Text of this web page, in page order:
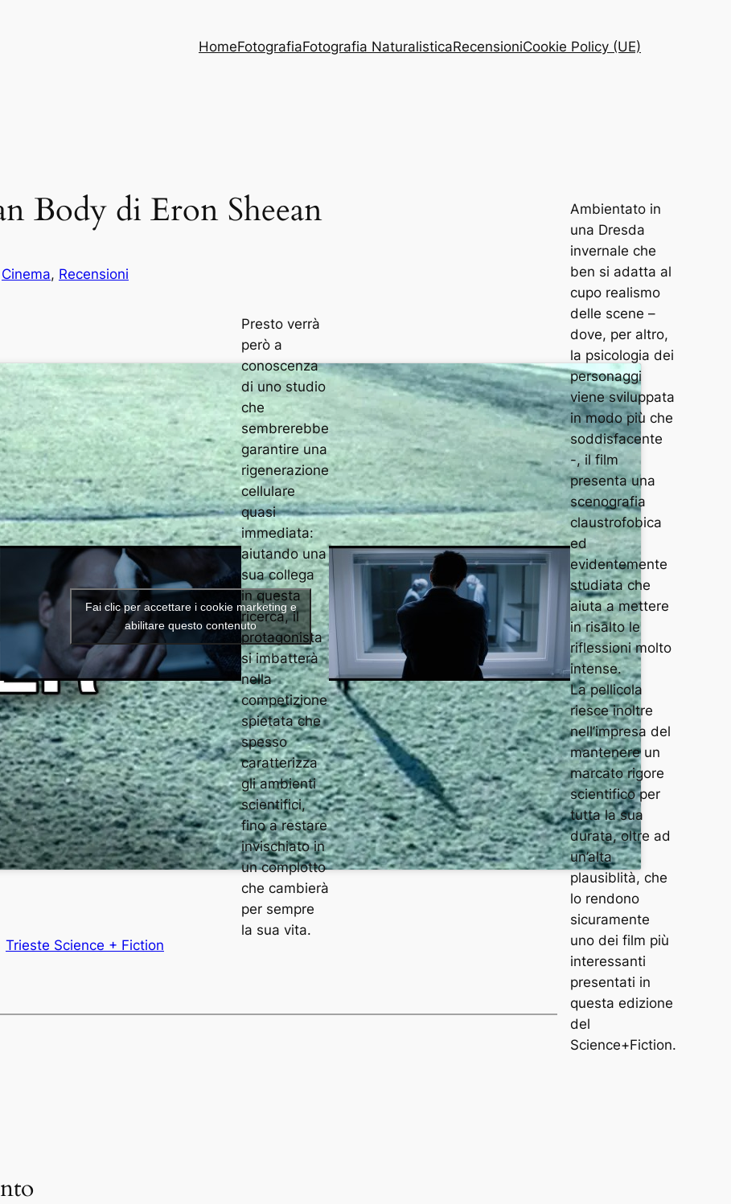
HomeFotografiaFotografia NaturalisticaRecensioniCookie Policy (UE)
Body di Eron Sheean
Cinema, Recensioni
Presto verrà
però a
conoscenza
di uno studio
che
sembrerebbe
garantire una
rigenerazione
cellulare
quasi
immediata:
aiutando una
sua collega
in questa
ricerca, il
protagonista
si imbatterà
nella
competizione
spietata che
spesso
caratterizza
gli ambienti
scientifici,
fino a restare
invischiato in
un complotto
che cambierà
per sempre
la sua vita.
Ambientato in
una Dresda
invernale che
ben si adatta al
cupo realismo
delle scene –
dove, per altro,
la psicologia dei
personaggi
viene sviluppata
in modo più che
soddisfacente
-, il film
presenta una
scenografia
claustrofobica
ed
evidentemente
studiata che
aiuta a mettere
in risalto le
riflessioni molto
intense.
La pellicola
riesce inoltre
nell’impresa del
mantenere un
marcato rigore
scientifico per
tutta la sua
durata, oltre ad
un’alta
plausiblità, che
lo rendono
sicuramente
uno dei film più
interessanti
presentati in
questa edizione
del
Science+Fiction.
Fai clic per accettare i cookie marketing e
abilitare questo contenuto
Trieste Science + Fiction